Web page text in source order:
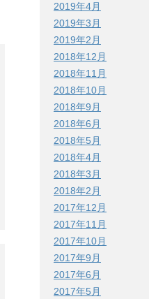
2019年4月
2019年3月
2019年2月
2018年12月
2018年11月
2018年10月
2018年9月
2018年6月
2018年5月
2018年4月
2018年3月
2018年2月
2017年12月
2017年11月
2017年10月
2017年9月
2017年6月
2017年5月